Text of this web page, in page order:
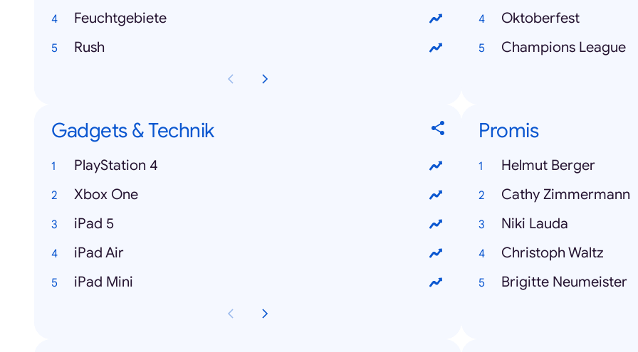
Feuchtgebiete
Rush
Oktoberfest
Champions League
Gadgets & Technik
PlayStation 4
Xbox One
iPad 5
iPad Air
iPad Mini
Promis
Helmut Berger
Cathy Zimmermann
Niki Lauda
Christoph Waltz
Brigitte Neumeister